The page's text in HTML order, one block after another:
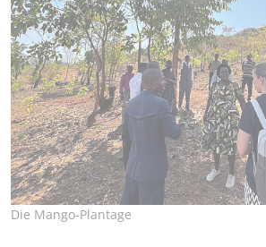
Die Mango-Plantage